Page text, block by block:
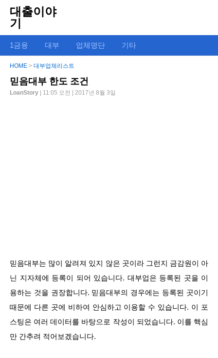
대출이야
기
1금융 대부 업체명단 기타
HOME > 대부업체리스트
믿음대부 한도 조건
LoanStory | 11:05 오전 | 2017년 8월 3일
믿음대부는 많이 알려져 있지 않은 곳이라 그런지 금감원이 아
닌 지자체에 등록이 되어 있습니다. 대부업은 등록된 곳을 이
용하는 것을 권장합니다. 믿음대부의 경우에는 등록된 곳이기
때문에 다른 곳에 비하여 안심하고 이용할 수 있습니다. 이 포
스팅은 여러 데이터를 바탕으로 작성이 되었습니다. 이를 핵심
만 간추려 적어보겠습니다.